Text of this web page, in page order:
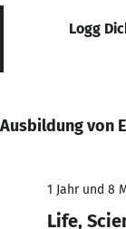
Logg
Ausbildung von
1 Jahr und 8
Life,